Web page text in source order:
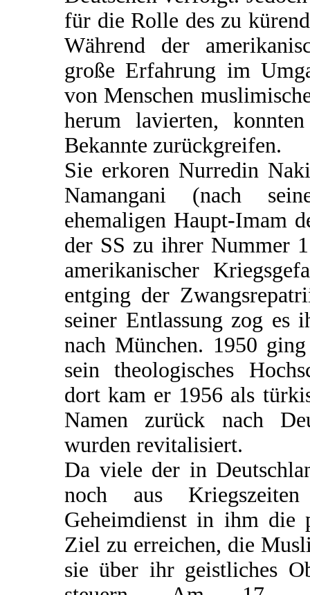
für die Rolle des zu
Während der
große Erfahrung im
von Menschen
herum lavierten,
Bekannte zurückgreifen.
Sie erkoren Nurredin
Namangani (nach
ehemaligen Haupt-Imam
der SS zu ihrer Nummer
amerikanischer
entging der
seiner Entlassung zog es
nach München. 1950
sein theologisches
dort kam er 1956 als
Namen zurück nach
wurden revitalisiert.
Da viele der in
noch aus
Geheimdienst in ihm die
Ziel zu erreichen, die
sie über ihr geistliches